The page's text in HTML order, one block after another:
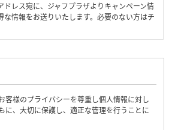
ドレス宛に、ジャフプラザよりキャンペーン情
な情報をお送りいたします。必要のない方はチ
客様のプライバシーを尊重し個人情報に対し
に、大切に保護し、適正な管理を行うことに